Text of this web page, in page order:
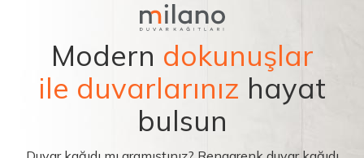
Modern dokunuşlar
ile duvarlarınız hayat
bulsun